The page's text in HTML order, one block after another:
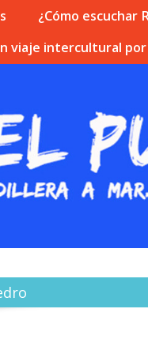
¿Cómo escuchar
viaje intercultural